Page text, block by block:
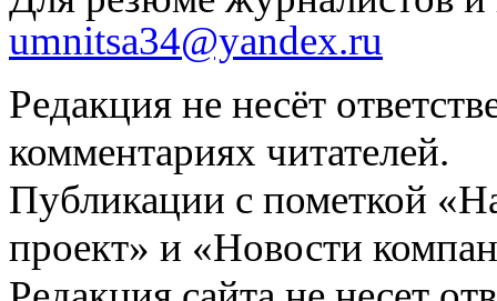
umnitsa34@yandex.ru
Редакция не несёт
комментариях читателей.
Публикации с пометкой
проект» и «Новости